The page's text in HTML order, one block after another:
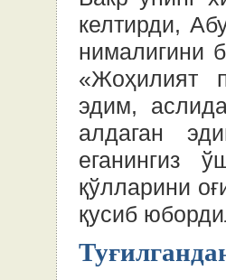
келтирди,
нималигини
«Жоҳилият
эдим,
алдаган
еганингиз
қўлларини
қусиб